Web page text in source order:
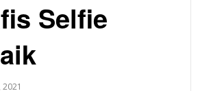
Selfie